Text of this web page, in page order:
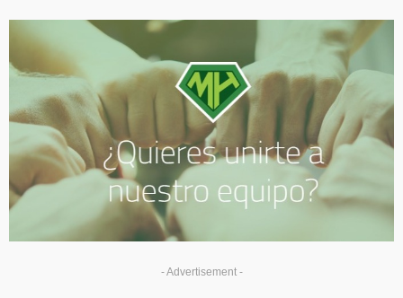
- Advertisement -